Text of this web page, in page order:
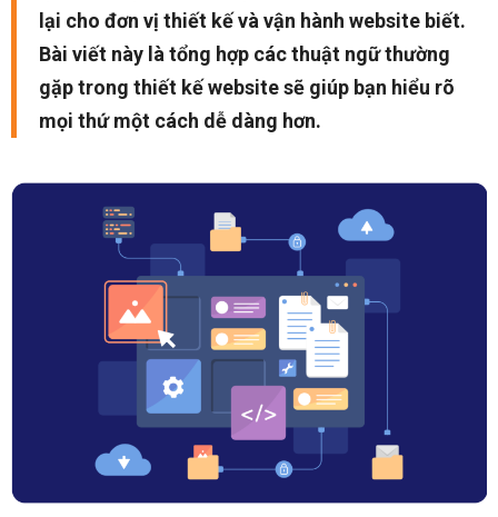
lại cho đơn vị thiết kế và vận hành website biết.
Bài viết này là tổng hợp các thuật ngữ thường
gặp trong thiết kế website sẽ giúp bạn hiểu rõ
mọi thứ một cách dễ dàng hơn.